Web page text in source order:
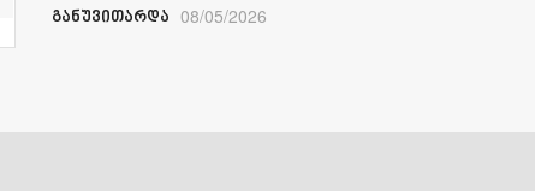
განუვითარდა 08/05/2026